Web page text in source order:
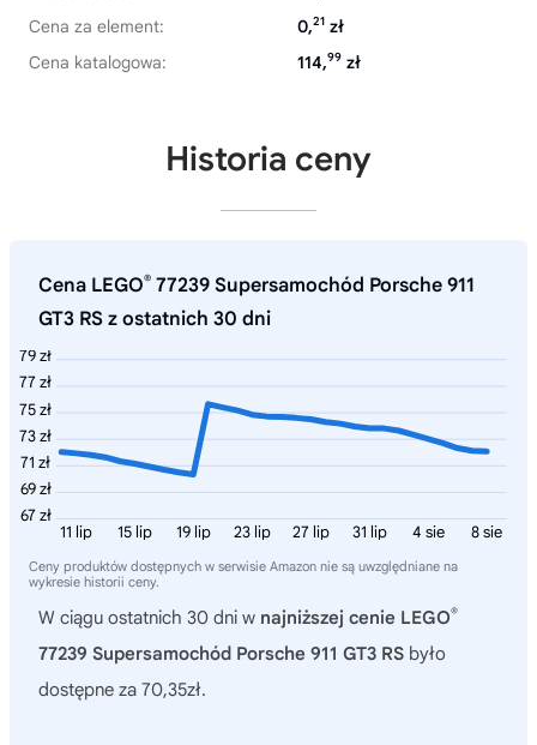
Cena za element:
0,21 zł
Cena katalogowa:
114,99 zł
Historia ceny
Cena LEGO® 77239 Supersamochód Porsche 911
GT3 RS z ostatnich 30 dni
79 zł
77 zł
75 zł
73 zł
71 zł
69 zł
67 zł
8 sie
4 sie
31 lip
27 lip
23 lip
19 lip
15 lip
11 lip
Ceny produktów dostępnych w serwisie Amazon nie są uwzględniane na
wykresie historii ceny.
W ciągu ostatnich 30 dni w najniższej cenie LEGO®
77239 Supersamochód Porsche 911 GT3 RS było
dostępne za 70,35zł.